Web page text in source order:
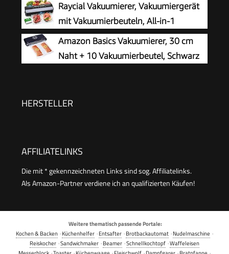
Raycial Vakuumierer, Vakuumiergerät
mit Vakuumierbeuteln, All-in-1
Amazon Basics Vakuumierer, 30 cm
Naht + 10 Vakuumierbeutel, Schwarz
HERSTELLER
AFFILIATELINKS
Die mit * gekennzeichneten Links sind sog. Affiliatelinks.
Als Amazon-Partner verdiene ich an qualifizierten Käufen!
Weitere thematisch passende Portale:
Kochen & Backen ·Küchenhelfer ·Entsafter ·Brotbackautomat ·Nudelmaschine ·
Reiskocher ·Sandwichmaker ·Beamer ·Schnellkochtopf ·Waffeleisen